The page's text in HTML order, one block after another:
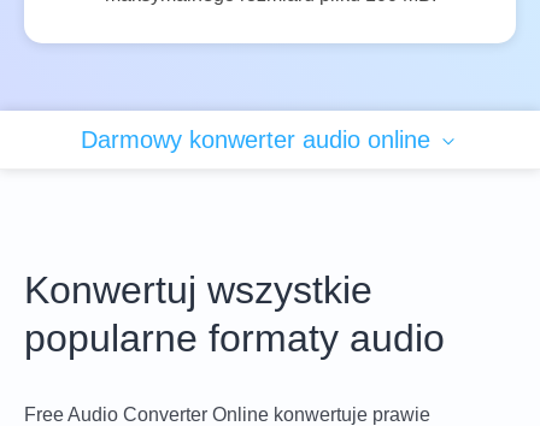
Darmowy konwerter audio online
Konwertuj wszystkie
popularne formaty audio
Free Audio Converter Online konwertuje prawie